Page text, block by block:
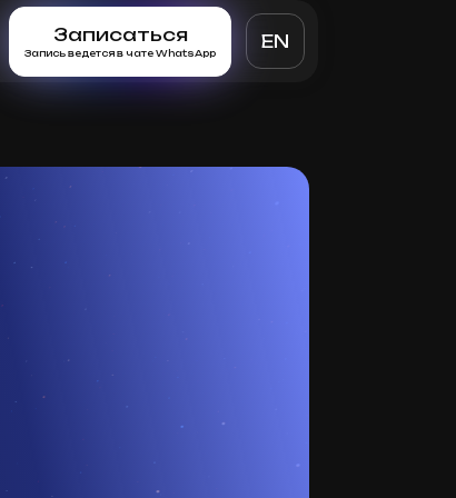
Записаться
Запись ведется в чате WhatsApp
EN